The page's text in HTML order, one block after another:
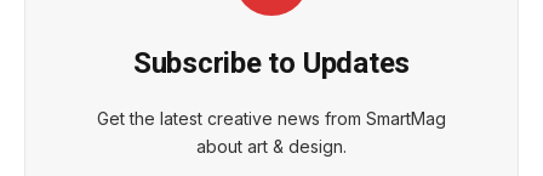
Subscribe to Updates
Get the latest creative news from SmartMag
about art & design.